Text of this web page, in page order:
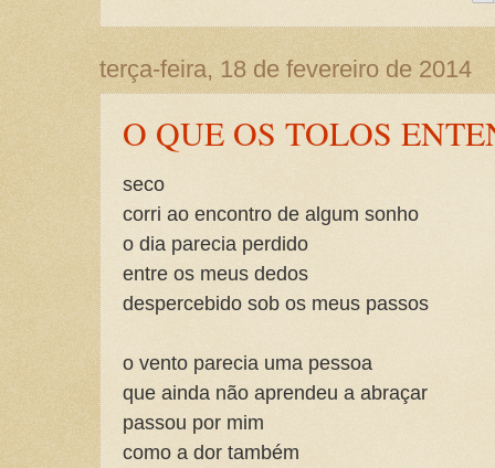
terça-feira, 18 de fevereiro de 2014
O QUE OS TOLOS
seco
corri ao encontro de algum sonho
o dia parecia perdido
entre os meus dedos
despercebido sob os meus passos
o vento parecia uma pessoa
que ainda não aprendeu a abraçar
passou por mim
como a dor também